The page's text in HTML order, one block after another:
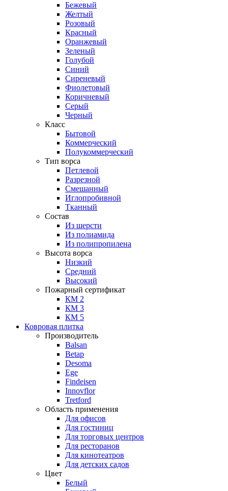
Бежевый
Желтый
Розовый
Красный
Оранжевый
Зеленый
Голубой
Синий
Сиреневый
Фиолетовый
Коричневый
Серый
Черный
Класс
Бытовой
Коммерческий
Полукоммерческий
Тип ворса
Петлевой
Разрезной
Смешанный
Иглопробивной
Тканный
Состав
Из шерсти
Из полиамида
Из полипропилена
Высота ворса
Низкий
Средний
Высокий
Пожарный сертификат
КМ 2
КМ 3
КМ 5
Ковровая плитка
Производитель
Balsan
Betap
Desoma
Ege
Findeisen
Innovflor
Tretford
Область применения
Для офисов
Для гостиниц
Для торговых центров
Для ресторанов
Для кинотеатров
Для детских садов
Цвет
Белый